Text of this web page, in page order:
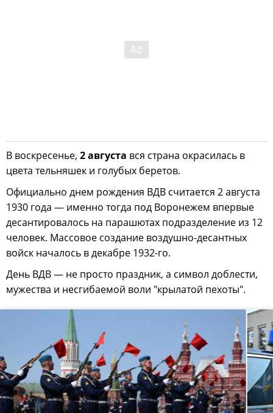
В воскресенье, 2 августа вся страна окрасилась в
цвета тельняшек и голубых беретов.
Официально днем рождения ВДВ считается 2 августа
1930 года — именно тогда под Воронежем впервые
десантировалось на парашютах подразделение из 12
человек. Массовое создание воздушно-десантных
войск началось в декабре 1932-го.
День ВДВ — не просто праздник, а символ доблести,
мужества и несгибаемой воли "крылатой пехоты".